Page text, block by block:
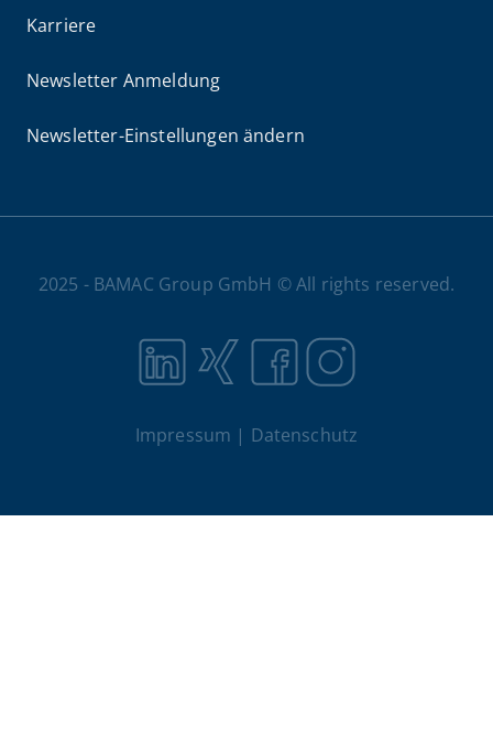
Karriere
Newsletter Anmeldung
Newsletter-Einstellungen ändern
2025 - BAMAC Group GmbH © All rights reserved.
Impressum Datenschutz